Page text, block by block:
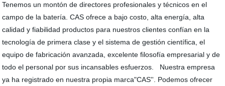
Tenemos un montón de directores profesionales y técnicos en el
campo de la batería. CAS ofrece a bajo costo, alta energía, alta
calidad y fiabilidad productos para nuestros clientes confían en la
tecnología de primera clase y el sistema de gestión científica, el
equipo de fabricación avanzada, excelente filosofía empresarial y de
todo el personal por sus incansables esfuerzos. Nuestra empresa
ya ha registrado en nuestra propia marca"CAS''. Podemos ofrecer